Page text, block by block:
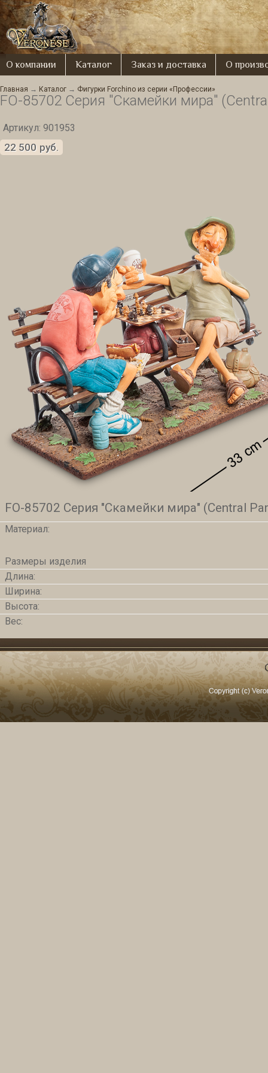
О компании Каталог Заказ и доставка О
Главная → Каталог → Фигурки Forchino из серии «Профессии»
FO-85702 Серия "Скамейки мира"
Артикул: 901953
22 500 руб.
FO-85702 Серия "Скамейки мира" (Central
Материал:
Размеры изделия
Длина:
Ширина:
Высота:
Вес: